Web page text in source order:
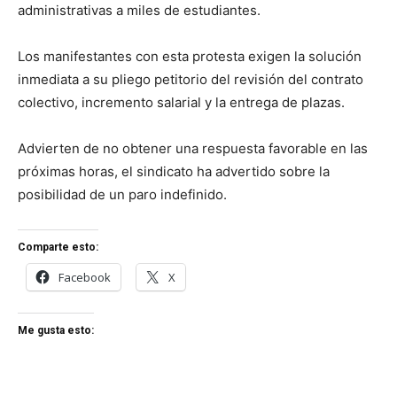
administrativas a miles de estudiantes.
Los manifestantes con esta protesta exigen la solución
inmediata a su pliego petitorio del revisión del contrato
colectivo, incremento salarial y la entrega de plazas.
Advierten de no obtener una respuesta favorable en las
próximas horas, el sindicato ha advertido sobre la
posibilidad de un paro indefinido.
Comparte esto:
Facebook X
Me gusta esto: